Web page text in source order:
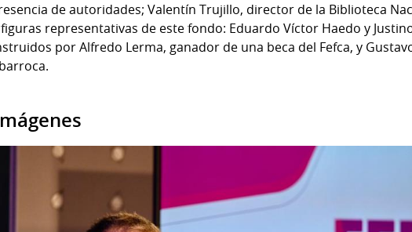
de autoridades; Valentín Trujillo, director de la Biblioteca
representativas de este fondo: Eduardo Víctor Haedo y
por Alfredo Lerma, ganador de una beca del Fefca, y